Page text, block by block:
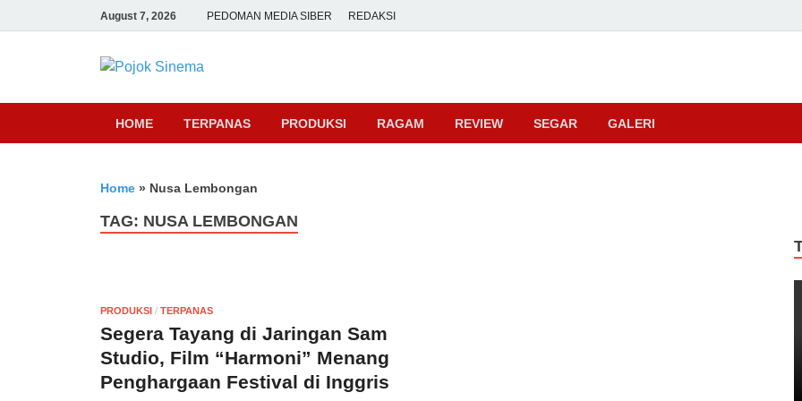
August 7, 2026 PEDOMAN MEDIA SIBER REDAKSI
Pojok Sinema
HOME TERPANAS PRODUKSI RAGAM REVIEW SEGAR GALERI
Home » Nusa Lembongan
TAG: NUSA LEMBONGAN
PRODUKSI / TERPANAS
Segera Tayang di Jaringan Sam
Studio, Film “Harmoni” Menang
Penghargaan Festival di Inggris